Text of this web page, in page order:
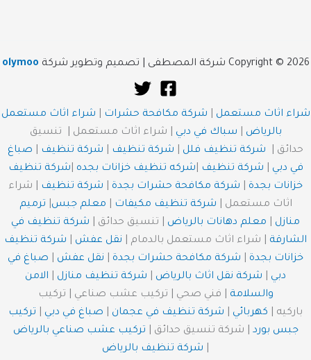
Copyright © 2026 شركة المصطفى | تصميم وتطوير شركة olymoo
شراء اثاث مستعمل شركة مكافحة حشرات
شراء اثاث مستعمل
بالرياض
سباك في دبي | شراء اثاث مستعمل | تنسيق
حدائق | شركة تنظيف فلل شركة تنظيف شركة تنظيف
صباغ
في دبي
شركة تنظيف شركه تنظيف خزانات بجده
شركة تنظيف
خزانات بجدة
شركة مكافحة حشرات بجدة شركة تنظيف
| شراء
اثاث مستعمل | شركة تنظيف مكيفات معلم جبس
ترميم
منازل
معلم دهانات بالرياض | تنسيق حدائق | شركة تنظيف في
الشارقة | شراء اثاث مستعمل بالدمام | نقل عفش
شركة تنظيف
خزانات بجدة
شركة مكافحة حشرات بجدة نقل عفش
صباغ في
دبي
شركة نقل اثاث بالرياض شركة تنظيف منازل
الامن
والسلامة | فني صحي | تركيب عشب صناعي | تركيب
باركيه | كهربائي شركة تنظيف في عجمان صباغ في دبي
تركيب
جبس بورد | شركة تنسيق حدائق | تركيب عشب صناعي بالرياض
شركة تنظيف بالرياض